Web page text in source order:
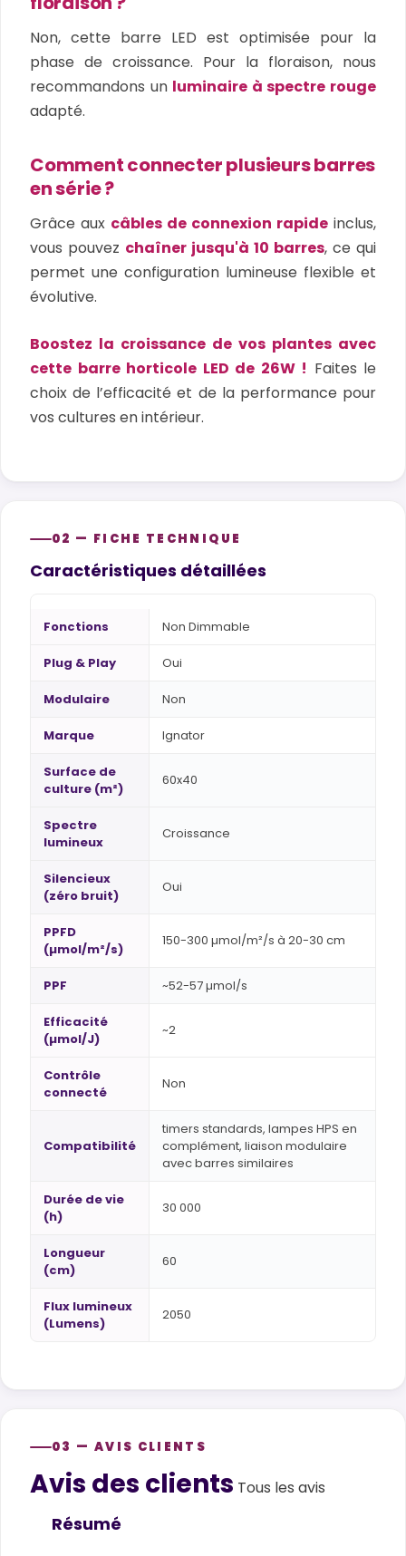
Non, cette barre LED est optimisée pour la
phase de croissance. Pour la floraison, nous
recommandons un luminaire à spectre rouge
adapté.
Comment connecter plusieurs barres
en série ?
Grâce aux câbles de connexion rapide inclus,
vous pouvez chaîner jusqu'à 10 barres, ce qui
permet une configuration lumineuse flexible et
évolutive.
Boostez la croissance de vos plantes avec
cette barre horticole LED de 26W ! Faites le
choix de l’efficacité et de la performance pour
vos cultures en intérieur.
02 — FICHE TECHNIQUE
Caractéristiques détaillées
Fonctions Non Dimmable
Plug & Play Oui
Modulaire Non
Marque Ignator
Surface de
culture (m²)
60x40
Spectre
lumineux
Croissance
Silencieux
(zéro bruit)
Oui
PPFD
(µmol/m²/s)
150-300 µmol/m²/s à 20-30 cm
PPF ~52-57 µmol/s
Efficacité
(µmol/J)
~2
Contrôle
connecté
Non
Compatibilité
timers standards, lampes HPS en
complément, liaison modulaire
avec barres similaires
Durée de vie
(h)
30 000
Longueur
(cm)
60
Flux lumineux
(Lumens)
2050
03 — AVIS CLIENTS
Customer reviews
Avis des clients Tous les avis
Résumé